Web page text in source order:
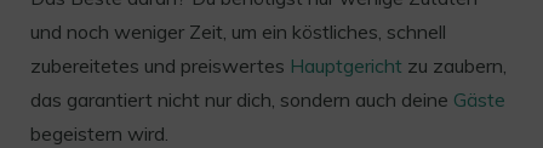
und noch weniger Zeit, um ein köstliches, schnell
zubereitetes und preiswertes Hauptgericht zu zaubern,
das garantiert nicht nur dich, sondern auch deine Gäste
begeistern wird.